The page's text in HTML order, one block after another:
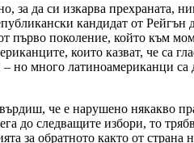
да си изкарва прехраната,
кандидат от
първо поколение, който към
които казват, че са
но много латиноамериканци са
че е нарушено някакво
до следващите избори, то
за обратното както от страна